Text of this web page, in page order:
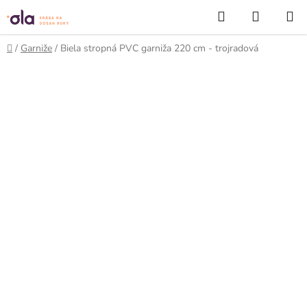
Prejsť
na
obsah
Hľadať
KOŠÍK
Domov
/ Garniže / Biela stropná PVC garniža 220 cm - trojradová